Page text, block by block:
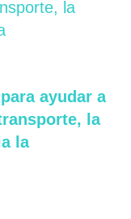
ayudar a
la
la